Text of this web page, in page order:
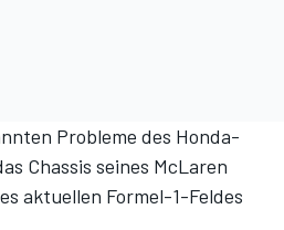
Probleme des Honda-
Chassis seines McLaren
aktuellen Formel-1-Feldes